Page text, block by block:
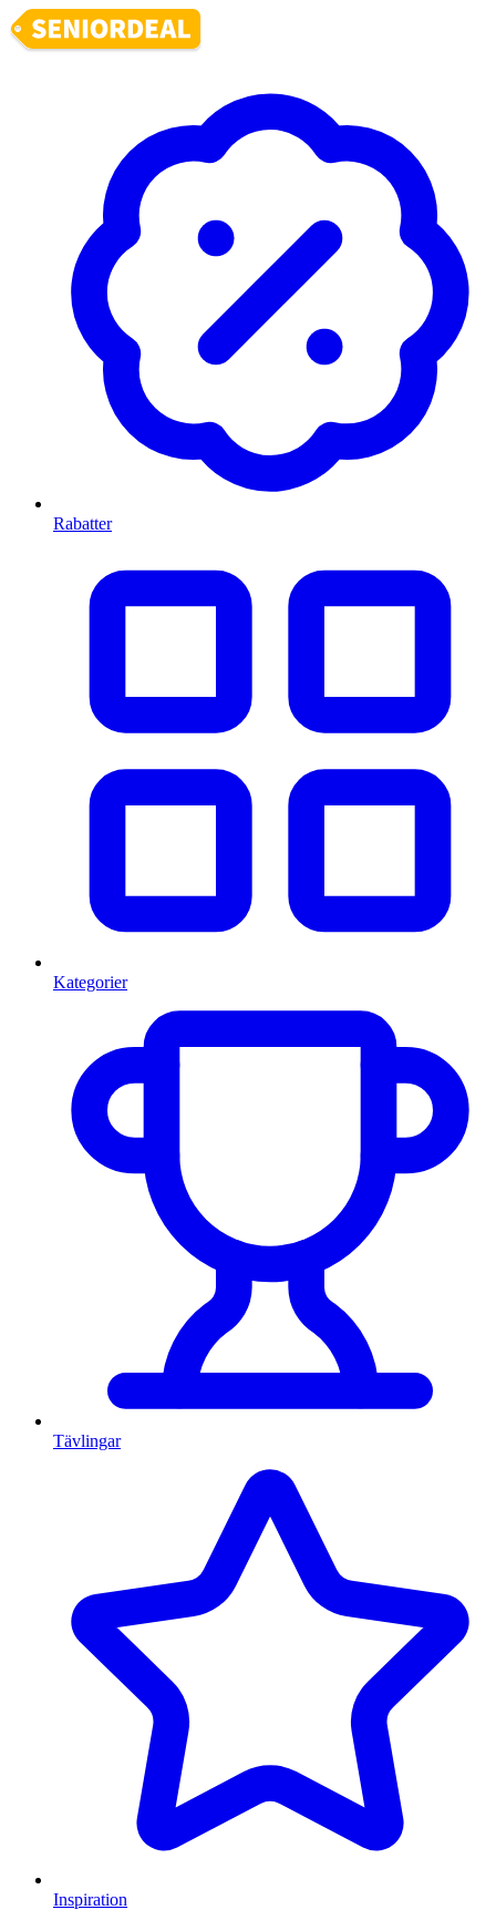
Rabatter
Kategorier
Tävlingar
Inspiration